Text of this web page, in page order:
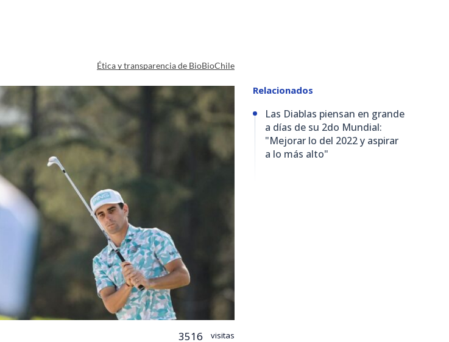
Ética y transparencia de BioBioChile
3516 visitas
Relacionados
Las Diablas piensan en grande
a días de su 2do Mundial:
"Mejorar lo del 2022 y aspirar
a lo más alto"